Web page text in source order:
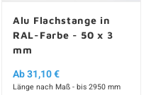
Alu Flachstange in
RAL-Farbe - 50 x 3
mm
Ab 31,10 €
Länge nach Maß - bis 2950 mm